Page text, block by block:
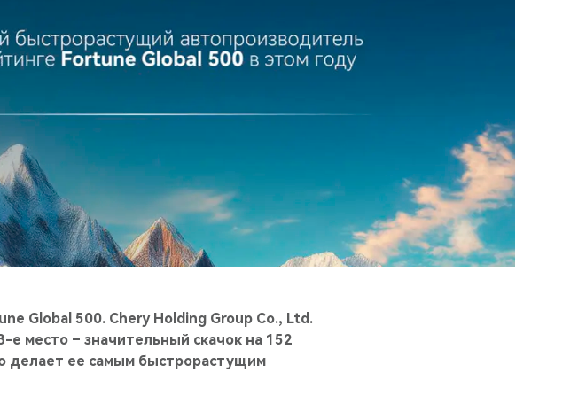
Global 500. Chery Holding Group Co., Ltd.
е место – значительный скачок на 152
делает ее самым быстрорастущим